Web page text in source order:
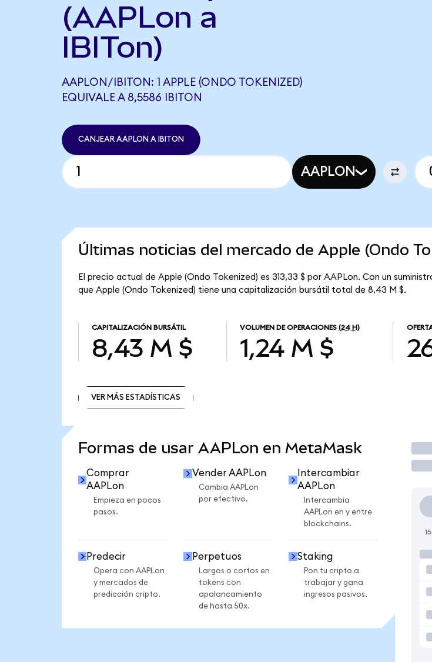
(AAPLon a
IBITon)
AAPLON/IBITON: 1 APPLE (ONDO TOKENIZED)
EQUIVALE A 8,5586 IBITON
CANJEAR AAPLON A IBITON
AAPLON
Últimas noticias del mercado de Apple (Ondo
El precio actual de Apple (Ondo Tokenized) es 313,33 $ por AAPLon. Con un
que Apple (Ondo Tokenized) tiene una capitalización bursátil total de 8,43 M $.
CAPITALIZACIÓN BURSÁTIL
8,43 M $
VOLUMEN DE OPERACIONES (24 H)
1,24 M $
VER MÁS ESTADÍSTICAS
Formas de usar AAPLon en MetaMask
Comprar
AAPLon
Empieza en pocos
pasos.
Vender AAPLon
Cambia AAPLon
por efectivo.
Intercambiar
AAPLon
Intercambia
AAPLon en y entre
blockchains.
Predecir
Opera con AAPLon
y mercados de
predicción cripto.
Perpetuos
Largos o cortos en
tokens con
apalancamiento
de hasta 50x.
Staking
Pon tu cripto a
trabajar y gana
ingresos pasivos.